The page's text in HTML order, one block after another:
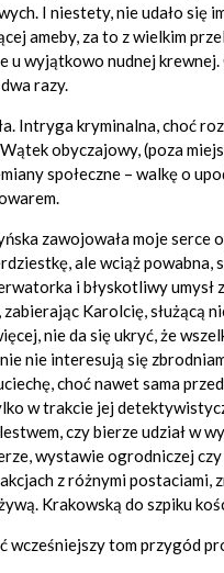
I niestety, nie udało się
ameby, za to z wielkim
u wyjątkowo nudnej krewnej.
razy.
Intryga kryminalna, choć
obyczajowy, (poza
społeczne – walkę o
zawojowała moje serce
ale wciąż powabna,
i błyskotliwy umysł
Karolcię, służącą
nie da się ukryć, że
nie interesują się
choć nawet sama
w trakcie jej
czy bierze udział w
wystawie ogrodniczej
z różnymi postaciami,
Krakowską do szpiku
wcześniejszy tom przygód